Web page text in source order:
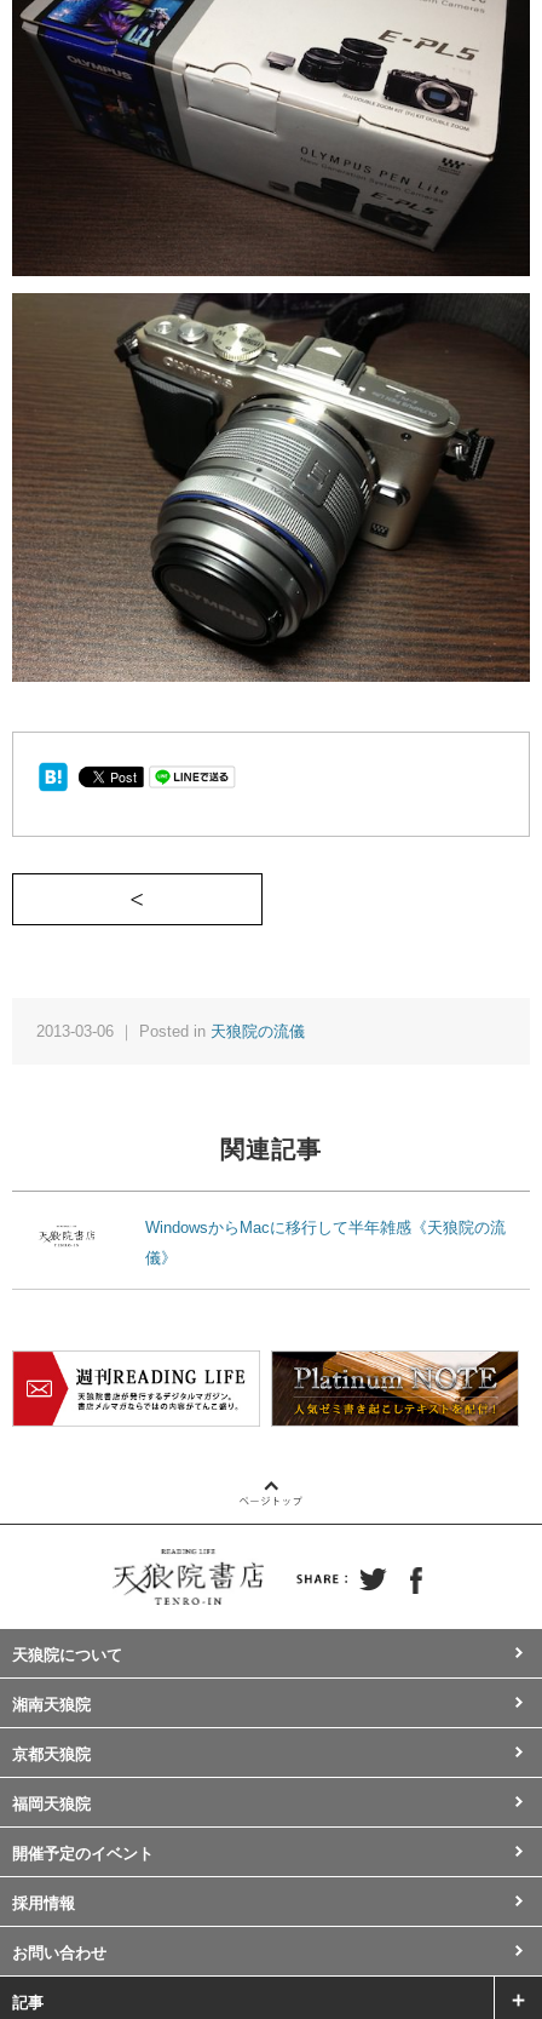
2013-03-06 ｜ Posted in 天狼院の流儀
関連記事
WindowsからMacに移行して半年雑感《天狼院の流
儀》
天狼院について
湘南天狼院
京都天狼院
福岡天狼院
開催予定のイベント
採用情報
お問い合わせ
記事